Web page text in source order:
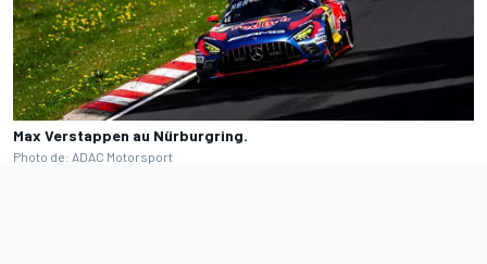
Max Verstappen au Nürburgring.
Photo de: ADAC Motorsport